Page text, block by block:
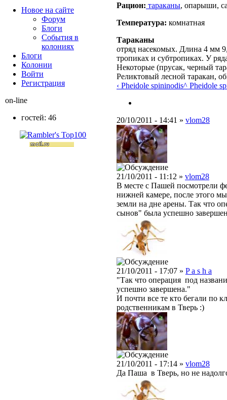
Рацион: тараканы, опарыши,
Температура: комнатная
Тараканы
отряд насекомых. Длина 4 мм
тропиках и субтропиках. У
Некоторые (прусак, черный
Реликтовый лесной таракан,
‹ Pheidole spininodis^ Pheidole
20/10/2011 - 14:41 » vlom28
21/10/2011 - 11:12 » vlom28
В месте с Пашей посмотрели
нижней камере, после этого
земли на дне арены. Так что
сынов" была успешно
21/10/2011 - 17:07 » P a s h a
"Так что операция под
успешно завершена."
И почти все те кто бегали по
родственникам в Тверь :)
21/10/2011 - 17:14 » vlom28
Да Паша в Тверь, но не
Новое на сайте
Форум
Блоги
События в
колониях
Блоги
Колонии
Войти
Peгиcтpaция
on-line
гостей: 46